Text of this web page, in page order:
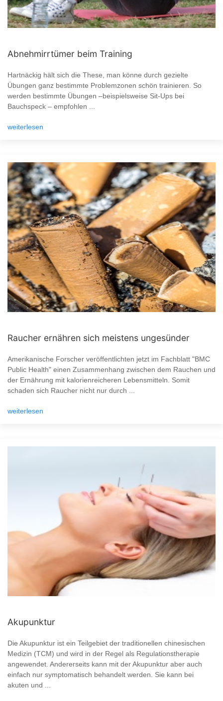
Abnehmirrtümer beim Training
Hartnäckig hält sich die These, man könne durch gezielte
Übungen ganz bestimmte Problemzonen schön trainieren. So
werden bestimmte Übungen –beispielsweise Sit-Ups bei
Bauchspeck – empfohlen ...
weiterlesen
Raucher ernähren sich meistens ungesünder
Amerikanische Forscher veröffentlichten jetzt im Fachblatt "BMC
Public Health" einen Zusammenhang zwischen dem Rauchen und
der Ernährung mit kalorienreicheren Lebensmitteln. Somit
schaden sich Raucher nicht nur durch ...
weiterlesen
Akupunktur
Die Akupunktur ist ein Teilgebiet der traditionellen chinesischen
Medizin (TCM) und wird in der Regel als Regulationstherapie
angewendet. Andererseits kann mit der Akupunktur aber auch
einfach nur symptomatisch behandelt werden. Sie kann bei
akuten und ...